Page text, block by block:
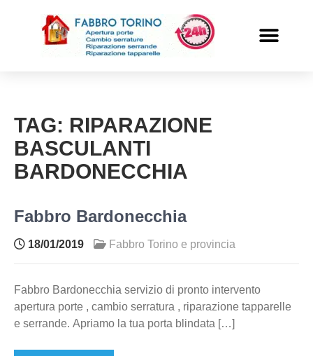
TAG: RIPARAZIONE
BASCULANTI
BARDONECCHIA
Fabbro Bardonecchia
18/01/2019 Fabbro Torino e provincia
Fabbro Bardonecchia servizio di pronto intervento
apertura porte , cambio serratura , riparazione tapparelle
e serrande. Apriamo la tua porta blindata […]